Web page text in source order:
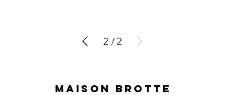
2 / 2
MAISON BROTTE